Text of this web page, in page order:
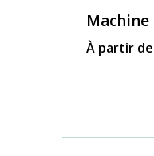
À partir de